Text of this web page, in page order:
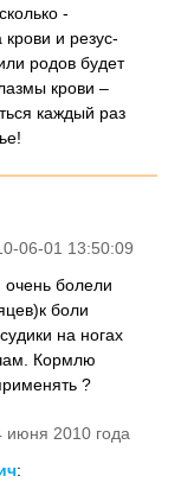
-
и резус-
родов будет
крови –
каждый раз
06-01 13:50:09
очень болели
боли
на ногах
Кормлю
?
июня 2010 года
: